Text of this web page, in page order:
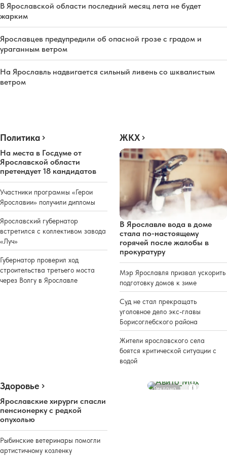
В Ярославской области последний месяц лета не будет
жарким
Ярославцев предупредили об опасной грозе с градом и
ураганным ветром
На Ярославль надвигается сильный ливень со шквалистым
ветром
Политика
На места в Госдуме от
Ярославской области
претендует 18 кандидатов
Участники программы «Герои
Ярославии» получили дипломы
Ярославский губернатор
встретился с коллективом завода
«Луч»
Губернатор проверил ход
строительства третьего моста
через Волгу в Ярославле
ЖКХ
В Ярославле вода в доме
стала по-настоящему
горячей после жалобы в
прокуратуру
Мэр Ярославля призвал ускорить
подготовку домов к зиме
Суд не стал прекращать
уголовное дело экс-главы
Борисоглебского района
Жители ярославского села
боятся критической ситуации с
водой
Здоровье
Ярославские хирурги спасли
пенсионерку с редкой
опухолью
Рыбинские ветеринары помогли
артистичному козленку
Реклама